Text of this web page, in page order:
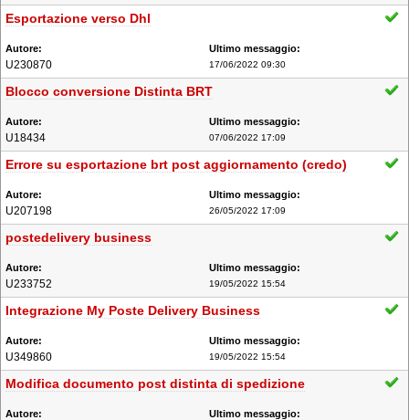
Esportazione verso Dhl
U230870 17/06/2022 09:30
Blocco conversione Distinta BRT
U18434 07/06/2022 17:09
Errore su esportazione brt post aggiornamento (credo)
U207198 26/05/2022 17:09
postedelivery business
U233752 19/05/2022 15:54
Integrazione My Poste Delivery Business
U349860 19/05/2022 15:54
Modifica documento post distinta di spedizione